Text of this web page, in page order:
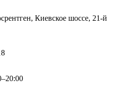
Киевское шоссе, 21-й